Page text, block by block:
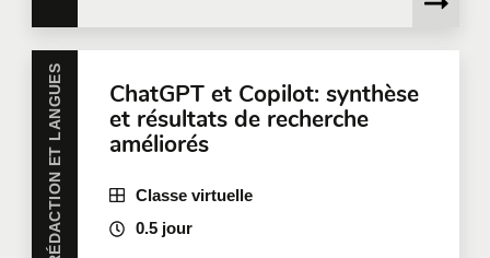
ChatGPT et Copilot: synthèse
et résultats de recherche
améliorés
Classe virtuelle
0.5 jour